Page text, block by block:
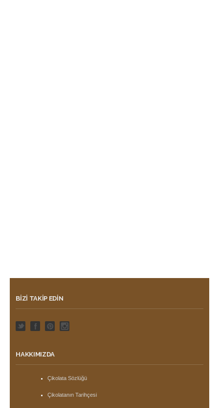
BIZI TAKIP EDIN
HAKKIMIZDA
Çikolata Sözlüğü
Çikolatanın Tarihçesi